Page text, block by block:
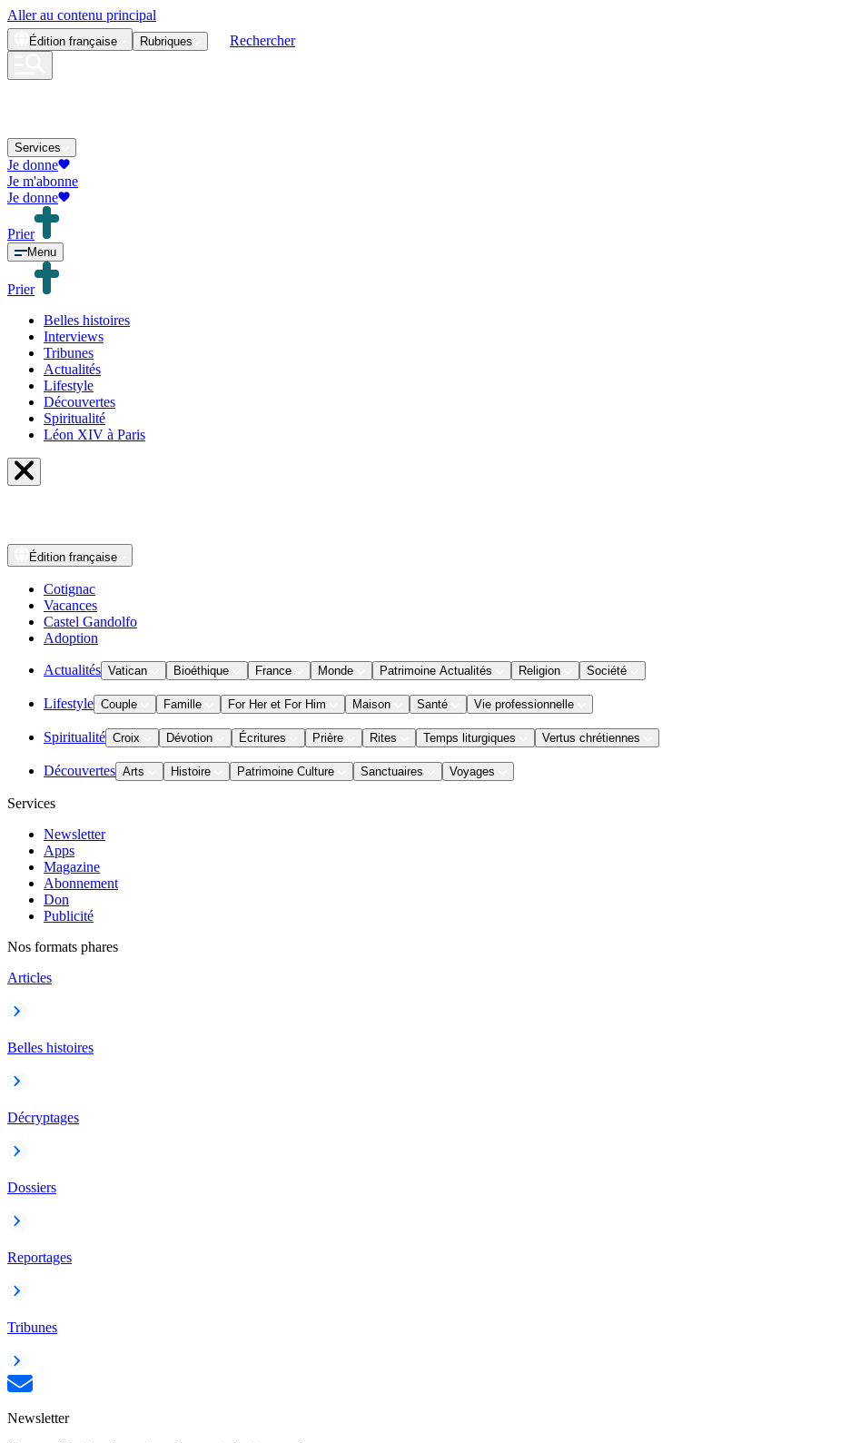
Aller au contenu principal
Édition française Rubriques Rechercher
Services
Je donne
Je m'abonne
Je donne
Prier
Menu
Prier
Belles histoires
Interviews
Tribunes
Actualités
Lifestyle
Découvertes
Spiritualité
Léon XIV à Paris
Édition française
Cotignac
Vacances
Castel Gandolfo
Adoption
Actualités Vatican Bioéthique France Monde Patrimoine Actualités Religion Société
Lifestyle Couple Famille For Her et For Him Maison Santé Vie professionnelle
Spiritualité Croix Dévotion Écritures Prière Rites Temps liturgiques Vertus chrétiennes
Découvertes Arts Histoire Patrimoine Culture Sanctuaires Voyages
Services
Newsletter
Apps
Magazine
Abonnement
Don
Publicité
Nos formats phares
Articles
Belles histoires
Décryptages
Dossiers
Reportages
Tribunes
Newsletter